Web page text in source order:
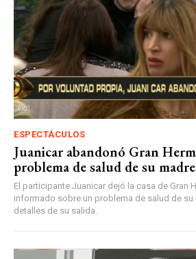
ESPECTÁCULOS
Juanicar abandonó Gran
problema de salud de su madre
El participante Juanicar dejó la casa de Gran
informado sobre un problema de salud de su
detalles de su salida.